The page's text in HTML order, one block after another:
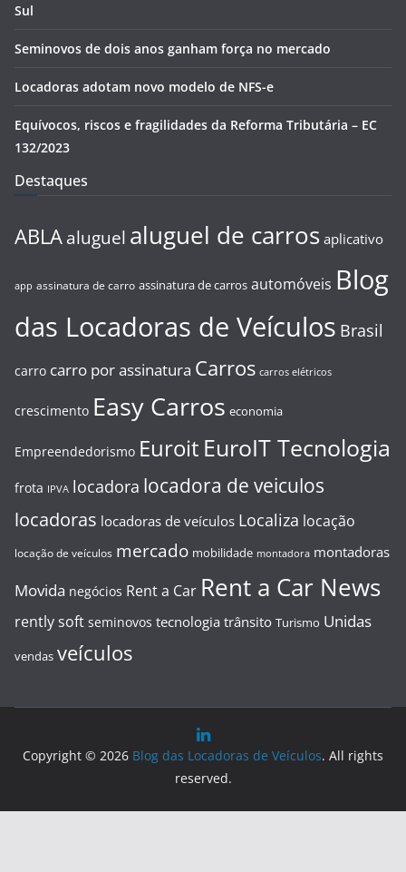
Sul
Seminovos de dois anos ganham força no mercado
Locadoras adotam novo modelo de NFS-e
Equívocos, riscos e fragilidades da Reforma Tributária – EC
132/2023
Destaques
ABLA aluguel aluguel de carros aplicativo
app assinatura de carro assinatura de carros automóveis Blog
das Locadoras de Veículos Brasil
carro carro por assinatura Carros carros elétricos
crescimento Easy Carros economia
Empreendedorismo Euroit EuroIT Tecnologia
frota IPVA locadora locadora de veiculos
locadoras locadoras de veículos Localiza locação
locação de veículos mercado mobilidade montadora montadoras
Movida negócios Rent a Car Rent a Car News
rently soft seminovos tecnologia trânsito Turismo Unidas
vendas veículos
Copyright © 2026 Blog das Locadoras de Veículos. All rights
reserved.